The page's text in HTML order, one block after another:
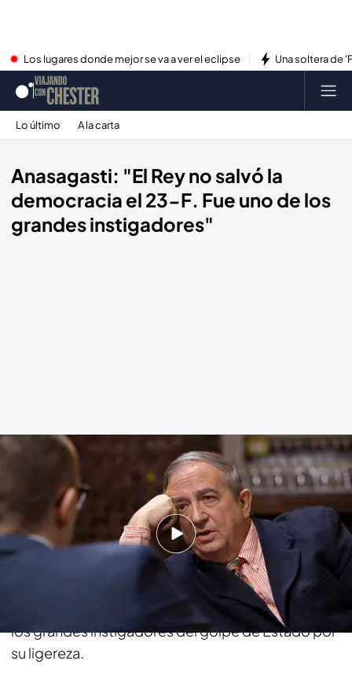
Los lugares donde mejor se va a ver el eclipse Una soltera de
Lo último A la carta
Anasagasti: "El Rey no salvó la
democracia el 23-F. Fue uno de los
grandes instigadores"
16 MAR 2014 - 22:25h.
Compartir
Nunca me creí que el Rey salvó a la
democracia el 23-F. Todo lo contrario. Fue uno de
los grandes instigadores del golpe de Estado por
su ligereza.